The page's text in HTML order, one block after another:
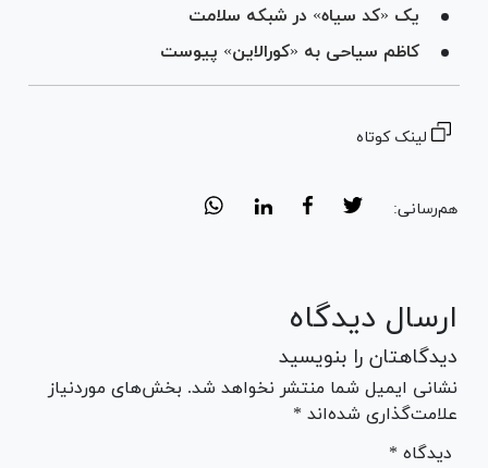
یک «کد سیاه» در شبکه سلامت
کاظم سیاحی به «کورالاین» پیوست
لینک کوتاه
هم‌رسانی:
ارسال دیدگاه
دیدگاهتان را بنویسید
نشانی ایمیل شما منتشر نخواهد شد. بخش‌های موردنیاز
علامت‌گذاری شده‌اند *
* دیدگاه